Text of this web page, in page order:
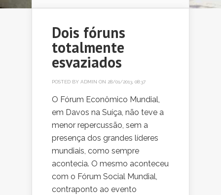
Dois fóruns
totalmente
esvaziados
POSTED BY ADMIN ON 28/01/2013, 08:37
O Fórum Econômico Mundial,
em Davos na Suíça, não teve a
menor repercussão, sem a
presença dos grandes líderes
mundiais, como sempre
acontecia. O mesmo aconteceu
com o Fórum Social Mundial,
contraponto ao evento